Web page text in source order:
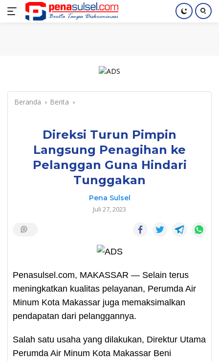
Langsung
Home Nasional Pendidikan Index
Beranda Berita
Direksi Turun Pimpin
Langsung Penagihan ke
Pelanggan Guna Hindari
Tunggakan
Pena Sulsel
Juli 27, 2023
Penasulsel.com, MAKASSAR — Selain terus
meningkatkan kualitas pelayanan, Perumda Air
Minum Kota Makassar juga memaksimalkan
pendapatan dari pelanggannya.
Salah satu usaha yang dilakukan, Direktur Utama
Perumda Air Minum Kota Makassar Beni